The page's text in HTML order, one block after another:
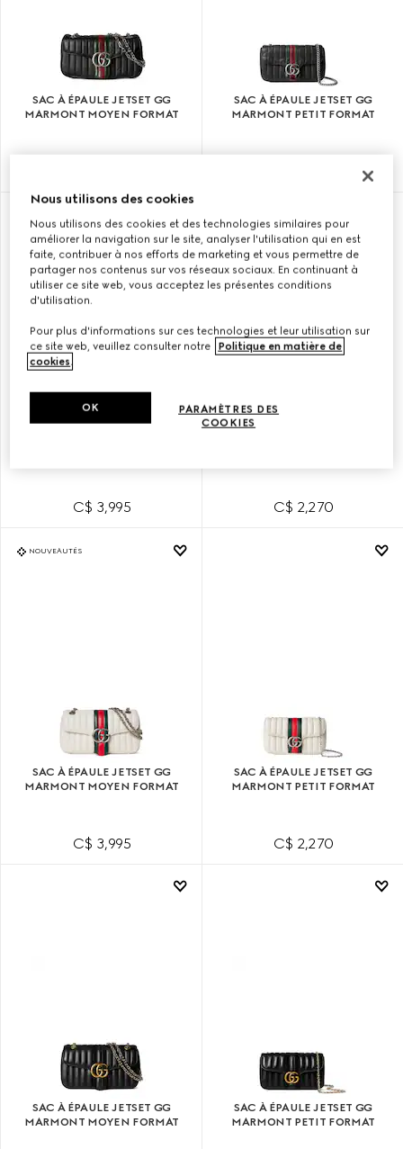
SAC À ÉPAULE JETSET GG
MARMONT MOYEN FORMAT
SAC À ÉPAULE JETSET GG
MARMONT PETIT FORMAT
C$ 3,995 C$ 2,270
NOUVEAUTÉS
SAC À ÉPAULE JETSET GG
MARMONT MOYEN FORMAT
C$ 3,995
SAC À ÉPAULE JETSET GG
MARMONT PETIT FORMAT
C$ 2,270
SAC À ÉPAULE JETSET GG
MARMONT MOYEN FORMAT
SAC À ÉPAULE JETSET GG
MARMONT PETIT FORMAT
Nous utilisons des cookies
Nous utilisons des cookies et des technologies similaires pour
améliorer la navigation sur le site, analyser l'utilisation qui en est
faite, contribuer à nos efforts de marketing et vous permettre de
partager nos contenus sur vos réseaux sociaux. En continuant à
utiliser ce site web, vous acceptez les présentes conditions
d'utilisation.
Pour plus d'informations sur ces technologies et leur utilisation sur
ce site web, veuillez consulter notre
Politique en matière de
cookies.
PARAMÈTRES DES
COOKIES
OK